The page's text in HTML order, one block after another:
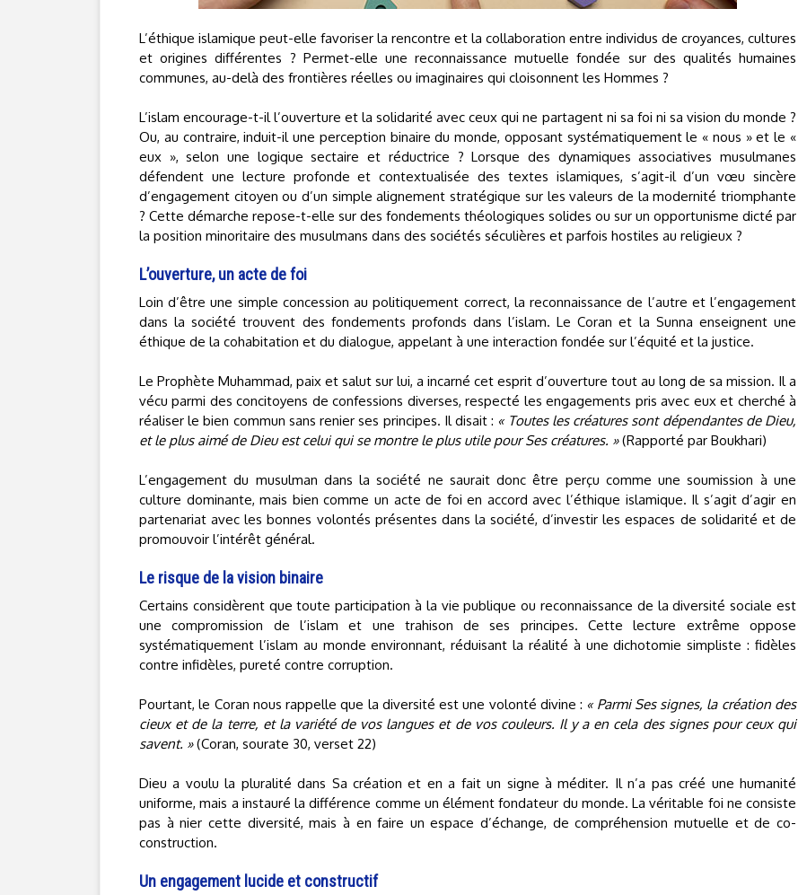
L’éthique islamique peut-elle favoriser la rencontre et la collaboration entre individus de croyances, cultures
et origines différentes ? Permet-elle une reconnaissance mutuelle fondée sur des qualités humaines
communes, au-delà des frontières réelles ou imaginaires qui cloisonnent les Hommes ?
L’islam encourage-t-il l’ouverture et la solidarité avec ceux qui ne partagent ni sa foi ni sa vision du monde ?
Ou, au contraire, induit-il une perception binaire du monde, opposant systématiquement le « nous » et le «
eux », selon une logique sectaire et réductrice ? Lorsque des dynamiques associatives musulmanes
défendent une lecture profonde et contextualisée des textes islamiques, s’agit-il d’un vœu sincère
d’engagement citoyen ou d’un simple alignement stratégique sur les valeurs de la modernité triomphante
? Cette démarche repose-t-elle sur des fondements théologiques solides ou sur un opportunisme dicté par
la position minoritaire des musulmans dans des sociétés séculières et parfois hostiles au religieux ?
L’ouverture, un acte de foi
Loin d’être une simple concession au politiquement correct, la reconnaissance de l’autre et l’engagement
dans la société trouvent des fondements profonds dans l’islam. Le Coran et la Sunna enseignent une
éthique de la cohabitation et du dialogue, appelant à une interaction fondée sur l’équité et la justice.
Le Prophète Muhammad, paix et salut sur lui, a incarné cet esprit d’ouverture tout au long de sa mission. Il a
vécu parmi des concitoyens de confessions diverses, respecté les engagements pris avec eux et cherché à
réaliser le bien commun sans renier ses principes. Il disait : « Toutes les créatures sont dépendantes de Dieu,
et le plus aimé de Dieu est celui qui se montre le plus utile pour Ses créatures. »(Rapporté par Boukhari)
L’engagement du musulman dans la société ne saurait donc être perçu comme une soumission à une
culture dominante, mais bien comme un acte de foi en accord avec l’éthique islamique. Il s’agit d’agir en
partenariat avec les bonnes volontés présentes dans la société, d’investir les espaces de solidarité et de
promouvoir l’intérêt général.
Le risque de la vision binaire
Certains considèrent que toute participation à la vie publique ou reconnaissance de la diversité sociale est
une compromission de l’islam et une trahison de ses principes. Cette lecture extrême oppose
systématiquement l’islam au monde environnant, réduisant la réalité à une dichotomie simpliste : fidèles
contre infidèles, pureté contre corruption.
Pourtant, le Coran nous rappelle que la diversité est une volonté divine : « Parmi Ses signes, la création des
cieux et de la terre, et la variété de vos langues et de vos couleurs. Il y a en cela des signes pour ceux qui
savent. »(Coran, sourate 30, verset 22)
Dieu a voulu la pluralité dans Sa création et en a fait un signe à méditer. Il n’a pas créé une humanité
uniforme, mais a instauré la différence comme un élément fondateur du monde. La véritable foi ne consiste
pas à nier cette diversité, mais à en faire un espace d’échange, de compréhension mutuelle et de co-
construction.
Un engagement lucide et constructif